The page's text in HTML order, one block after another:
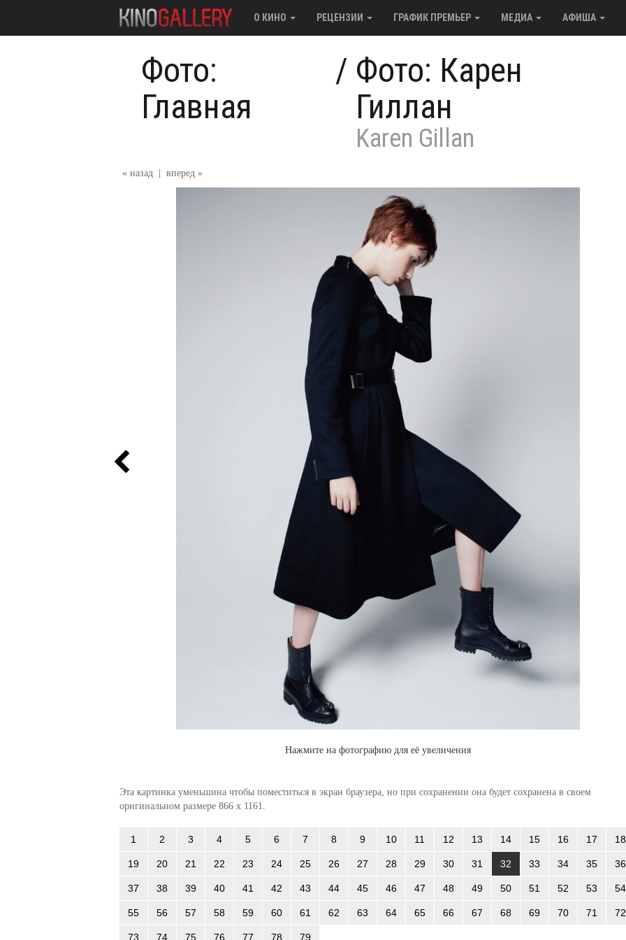
О КИНО РЕЦЕНЗИИ ГРАФИК ПРЕМЬЕР МЕДИА АФИША
Фото:
Главная
/ Фото: Карен
Гиллан
Karen Gillan
« назад вперед »
Нажмите на фотографию для её увеличения
Эта картинка уменьшина чтобы поместиться в экран браузера, но при сохранении она будет сохранена в своем
оригинальном размере 866 x 1161.
1 2 3 4 5 6 7 8 9 10 11 12 13 14 15 16 17 18
19 20 21 22 23 24 25 26 27 28 29 30 31 32 33 34 35 36
37 38 39 40 41 42 43 44 45 46 47 48 49 50 51 52 53 54
55 56 57 58 59 60 61 62 63 64 65 66 67 68 69 70 71 72
73 74 75 76 77 78 79